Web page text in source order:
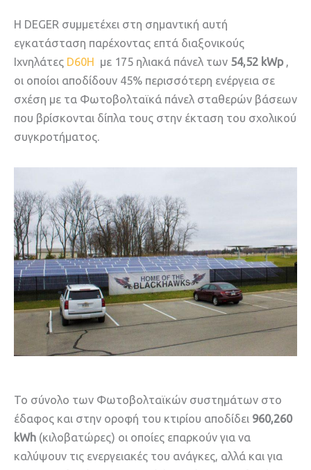
Η DEGER συμμετέχει στη σημαντική αυτή
εγκατάσταση παρέχοντας επτά διαξονικούς
Ιχνηλάτες D60Η με 175 ηλιακά πάνελ των 54,52 kWp,
οι οποίοι αποδίδουν 45% περισσότερη ενέργεια σε
σχέση με τα Φωτοβολταϊκά πάνελ σταθερών βάσεων
που βρίσκονται δίπλα τους στην έκταση του σχολικού
συγκροτήματος.
Το σύνολο των Φωτοβολταϊκών συστημάτων στο
έδαφος και στην οροφή του κτιρίου αποδίδει 960,260
kWh (κιλοβατώρες) oι οποίες επαρκούν για να
καλύψουν τις ενεργειακές του ανάγκες, αλλά και για